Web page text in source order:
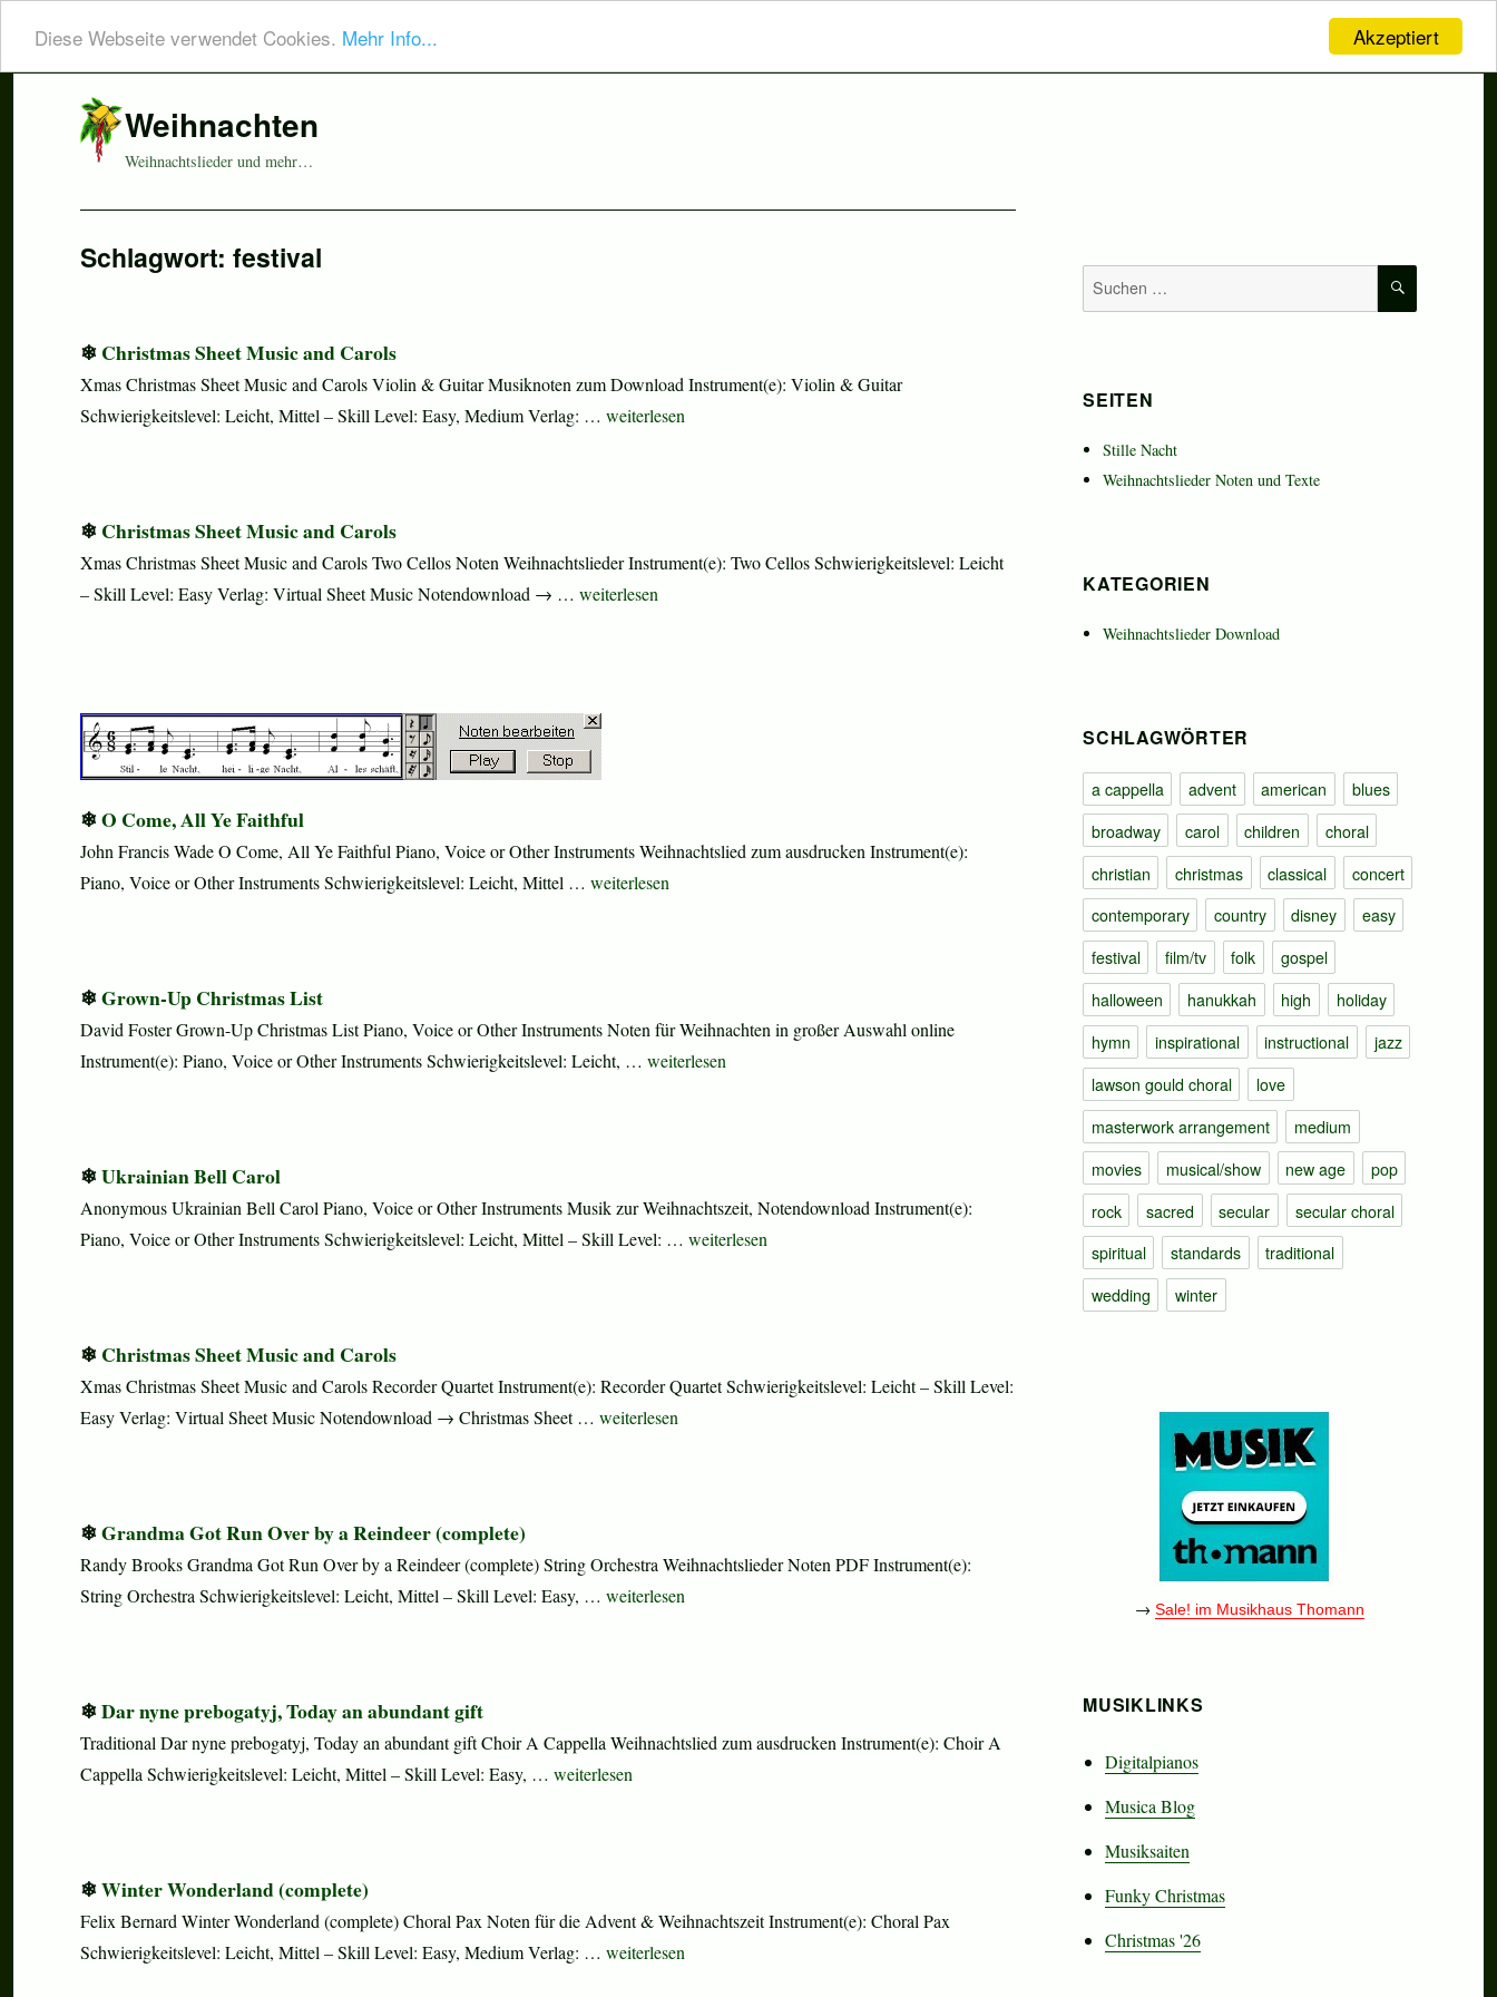
Akzeptiert
Diese Webseite verwendet Cookies. Mehr Info...
Weihnachten
Weihnachtslieder und mehr…
Schlagwort: festival
Christmas Sheet Music and Carols
Xmas Christmas Sheet Music and Carols Violin & Guitar Musiknoten zum Download Instrument(e): Violin & Guitar
Schwierigkeitslevel: Leicht, Mittel – Skill Level: Easy, Medium Verlag: … „Christmas Sheet Music and Carols“
weiterlesen
Christmas Sheet Music and Carols
Xmas Christmas Sheet Music and Carols Two Cellos Noten Weihnachtslieder Instrument(e): Two Cellos Schwierigkeitslevel: Leicht
– Skill Level: Easy Verlag: Virtual Sheet Music Notendownload → … „Christmas Sheet Music and Carols“
weiterlesen
O Come, All Ye Faithful
John Francis Wade O Come, All Ye Faithful Piano, Voice or Other Instruments Weihnachtslied zum ausdrucken Instrument(e):
Piano, Voice or Other Instruments Schwierigkeitslevel: Leicht, Mittel … „O Come, All Ye Faithful“
weiterlesen
Grown-Up Christmas List
David Foster Grown-Up Christmas List Piano, Voice or Other Instruments Noten für Weihnachten in großer Auswahl online
Instrument(e): Piano, Voice or Other Instruments Schwierigkeitslevel: Leicht, … „Grown-Up Christmas List“
weiterlesen
Ukrainian Bell Carol
Anonymous Ukrainian Bell Carol Piano, Voice or Other Instruments Musik zur Weihnachtszeit, Notendownload Instrument(e):
Piano, Voice or Other Instruments Schwierigkeitslevel: Leicht, Mittel – Skill Level: … „Ukrainian Bell Carol“
weiterlesen
Christmas Sheet Music and Carols
Xmas Christmas Sheet Music and Carols Recorder Quartet Instrument(e): Recorder Quartet Schwierigkeitslevel: Leicht – Skill Level:
Easy Verlag: Virtual Sheet Music Notendownload → Christmas Sheet … „Christmas Sheet Music and Carols“
weiterlesen
Grandma Got Run Over by a Reindeer (complete)
Randy Brooks Grandma Got Run Over by a Reindeer (complete) String Orchestra Weihnachtslieder Noten PDF Instrument(e):
String Orchestra Schwierigkeitslevel: Leicht, Mittel – Skill Level: Easy, … „Grandma Got Run Over by a Reindeer (complete)“
weiterlesen
Dar nyne prebogatyj, Today an abundant gift
Traditional Dar nyne prebogatyj, Today an abundant gift Choir A Cappella Weihnachtslied zum ausdrucken Instrument(e): Choir A
Cappella Schwierigkeitslevel: Leicht, Mittel – Skill Level: Easy, … „Dar nyne prebogatyj, Today an abundant gift“
weiterlesen
Winter Wonderland (complete)
Felix Bernard Winter Wonderland (complete) Choral Pax Noten für die Advent & Weihnachtszeit Instrument(e): Choral Pax
Schwierigkeitslevel: Leicht, Mittel – Skill Level: Easy, Medium Verlag: … „Winter Wonderland (complete)“
weiterlesen
Suchen
nach:
SEITEN
Stille Nacht
Weihnachtslieder Noten und Texte
KATEGORIEN
Weihnachtslieder Download
SCHLAGWÖRTER
a cappella advent american
blues
broadway
carol children
choral
christian
christmas classical
concert
contemporary
country disney
easy
festival
film/tv folk
gospel
halloween
hanukkah high
holiday
hymn
inspirational instructional
jazz
lawson gould choral
love
masterwork arrangement
medium
movies
musical/show new age
pop
rock
sacred secular
secular choral
spiritual
standards
traditional
wedding
winter
→ Sale! im Musikhaus Thomann
MUSIKLINKS
Digitalpianos
Musica Blog
Musiksaiten
Funky Christmas
Christmas '26